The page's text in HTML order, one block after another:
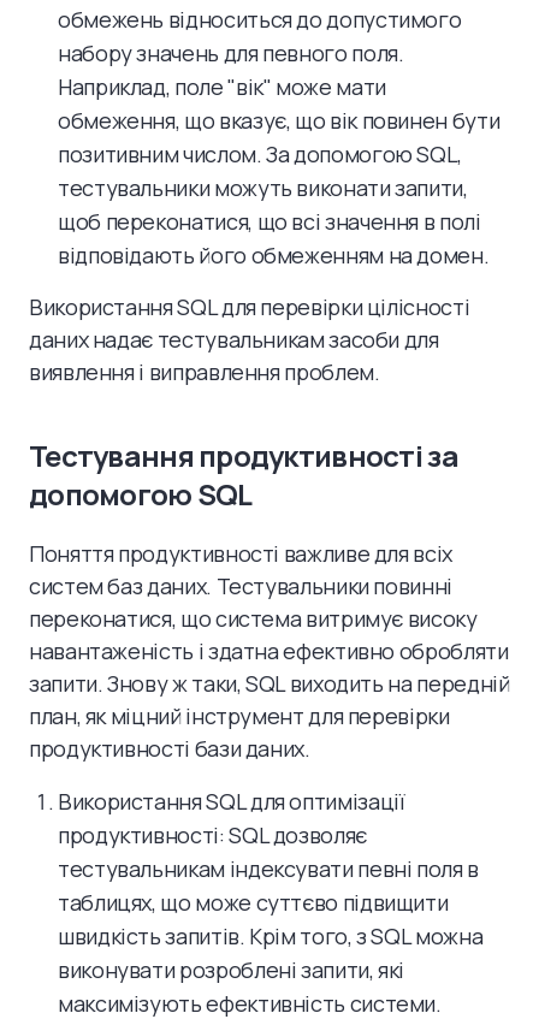
обмежень відноситься до допустимого
набору значень для певного поля.
Наприклад, поле "вік" може мати
обмеження, що вказує, що вік повинен бути
позитивним числом. За допомогою SQL,
тестувальники можуть виконати запити,
щоб переконатися, що всі значення в полі
відповідають його обмеженням на домен.
Використання SQL для перевірки цілісності
даних надає тестувальникам засоби для
виявлення і виправлення проблем.
Тестування продуктивності за
допомогою SQL
Поняття продуктивності важливе для всіх
систем баз даних. Тестувальники повинні
переконатися, що система витримує високу
навантаженість і здатна ефективно обробляти
запити. Знову ж таки, SQL виходить на передній
план, як міцний інструмент для перевірки
продуктивності бази даних.
Використання SQL для оптимізації
продуктивності: SQL дозволяє
тестувальникам індексувати певні поля в
таблицях, що може суттєво підвищити
швидкість запитів. Крім того, з SQL можна
виконувати розроблені запити, які
максимізують ефективність системи.